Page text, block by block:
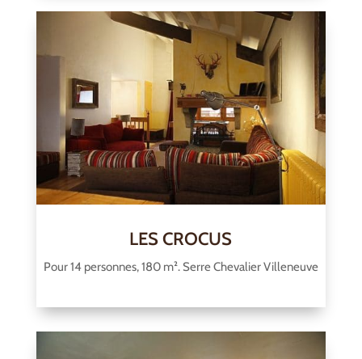
LES CROCUS
Pour 14 personnes, 180 m². Serre Chevalier Villeneuve